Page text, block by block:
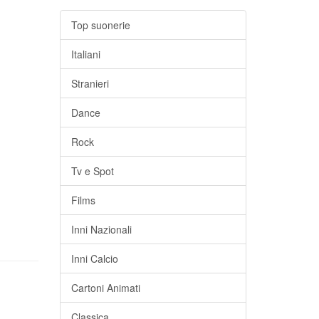
Top suonerie
Italiani
Stranieri
Dance
Rock
Tv e Spot
Films
Inni Nazionali
Inni Calcio
Cartoni Animati